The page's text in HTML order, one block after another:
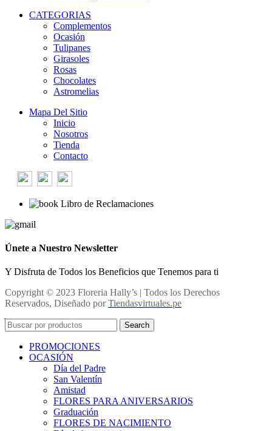
CATEGORIAS
Complementos
Ocasión
Tulipanes
Girasoles
Rosas
Chocolates
Astromelias
Mapa Del Sitio
Inicio
Nosotros
Tienda
Contacto
Libro de Reclamaciones
Únete a Nuestro Newsletter
Y Disfruta de Todos los Beneficios que Tenemos para ti
Copyright © 2023 Floreria Hally’s | Todos los Derechos
Reservados, Diseñado porTiendasvirtuales.pe
Search
PROMOCIONES
OCASIÓN
Día del Padre
San Valentín
Amistad
FLORES PARA ANIVERSARIOS
Graduación
FLORES DE NACIMIENTO